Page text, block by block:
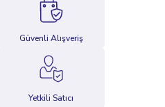
Güvenli Alışveriş
Yetkili Satıcı